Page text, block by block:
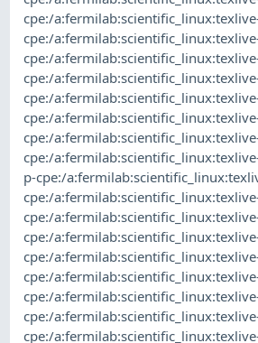
cpe:/
cpe:/
cpe:/
cpe:/
cpe:/
cpe:/
cpe:/
cpe:/
p-cpe:/
cpe:/
cpe:/
cpe:/
cpe:/
cpe:/
cpe:/
cpe:/
cpe:/